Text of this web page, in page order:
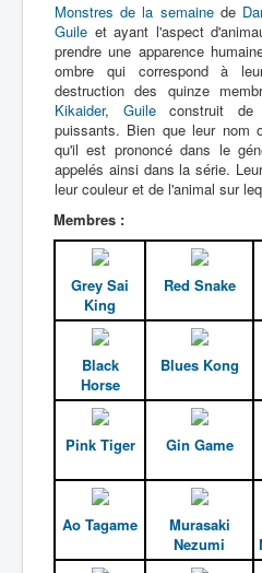
Héros
Mecha
Ennemi
Monstre
Autre
[]
Nom
Catégorie
B
D
E
Monstres de la semainede
Guile et ayant l'aspect
prendre une apparence
ombre qui correspond à
destruction des quinze
Kikaider, Guileconstruit de
puissants. Bien que leur nom
qu'il est prononcé dans le
appelés ainsi dans la série.
leur couleur et de l'animal sur
Membres :
Grey Sai
King
Red Snake
Black
Horse
Blues Kong
Pink Tiger Gin Game
Ao Tagame
Murasaki
Nezumi